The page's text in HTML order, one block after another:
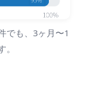
でも、3ヶ月〜1